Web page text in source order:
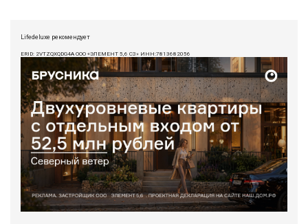
Lifedeluxe рекомендует
ERID: 2VTZQXQDG4A ООО «ЭЛЕМЕНТ 5,6 СЗ» ИНН:7813682056